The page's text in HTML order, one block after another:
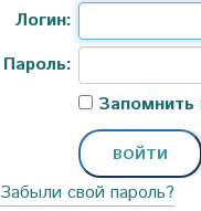
Логин:
Пароль:
Забыли свой пароль?